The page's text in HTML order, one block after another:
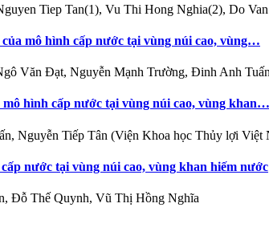
Tiep Tan(1), Vu Thi Hong Nghia(2), Do
mô hình cấp nước tại vùng núi cao, vùng…
Văn Đạt, Nguyễn Mạnh Trường, Đinh Anh
hình cấp nước tại vùng núi cao, vùng khan…
Nguyễn Tiếp Tân (Viện Khoa học Thủy lợi
nước tại vùng núi cao, vùng khan hiếm nước
Đỗ Thế Quynh, Vũ Thị Hồng Nghĩa